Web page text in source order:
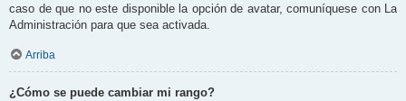
caso de que no este disponible la opción de avatar, comuníquese con La
Administración para que sea activada.
Arriba
¿Cómo se puede cambiar mi rango?